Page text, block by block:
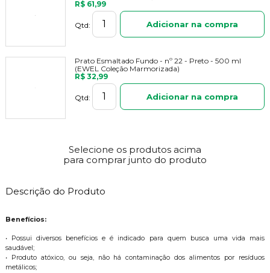
R$ 61,99
Qtd: Adicionar na compra
Prato Esmaltado Fundo - nº 22 - Preto - 500 ml
(EWEL Coleção Marmorizada)
R$ 32,99
Qtd: Adicionar na compra
Selecione os produtos acima
para comprar junto do produto
Descrição do Produto
Benefícios:
• Possui diversos benefícios e é indicado para quem busca uma vida mais
saudável;
• Produto atóxico, ou seja, não há contaminação dos alimentos por resíduos
metálicos;